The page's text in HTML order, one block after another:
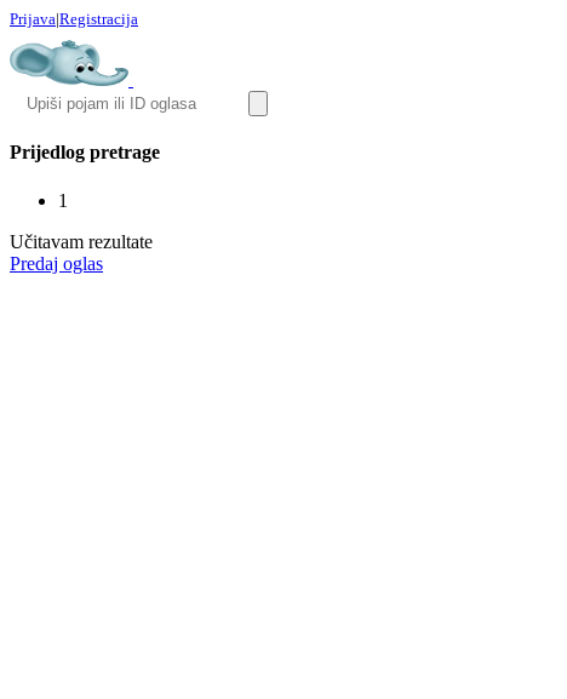
Prijava|Registracija
Prijedlog pretrage
1
Učitavam rezultate
Predaj oglas